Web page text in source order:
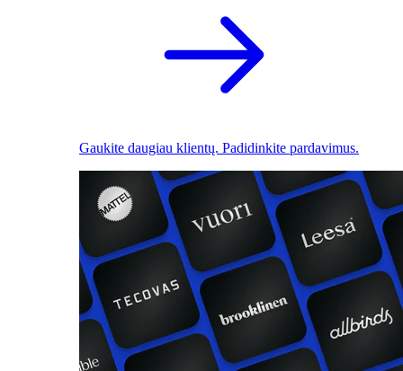
Gaukite daugiau klientų. Padidinkite pardavimus.